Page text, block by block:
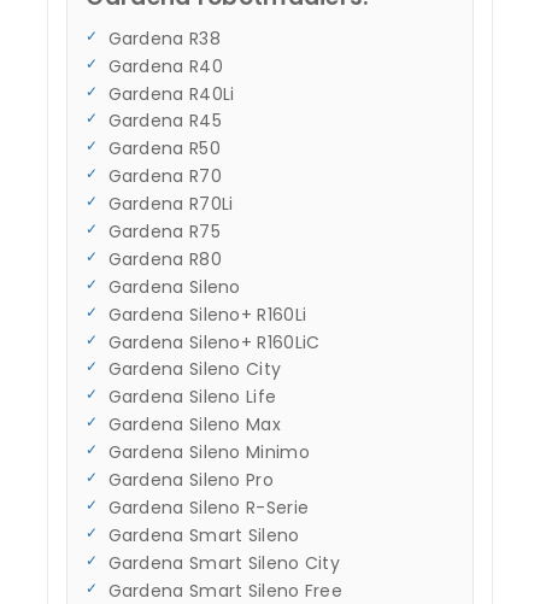
Gardena R38
Gardena R40
Gardena R40Li
Gardena R45
Gardena R50
Gardena R70
Gardena R70Li
Gardena R75
Gardena R80
Gardena Sileno
Gardena Sileno+ R160Li
Gardena Sileno+ R160LiC
Gardena Sileno City
Gardena Sileno Life
Gardena Sileno Max
Gardena Sileno Minimo
Gardena Sileno Pro
Gardena Sileno R-Serie
Gardena Smart Sileno
Gardena Smart Sileno City
Gardena Smart Sileno Free